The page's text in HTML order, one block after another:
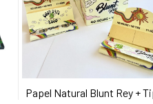
Papel Natural Blunt Rey +